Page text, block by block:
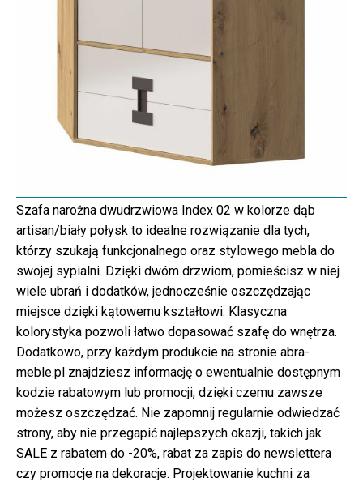
Szafa narożna dwudrzwiowa Index 02 w kolorze dąb
artisan/biały połysk to idealne rozwiązanie dla tych,
którzy szukają funkcjonalnego oraz stylowego mebla do
swojej sypialni. Dzięki dwóm drzwiom, pomieścisz w niej
wiele ubrań i dodatków, jednocześnie oszczędzając
miejsce dzięki kątowemu kształtowi. Klasyczna
kolorystyka pozwoli łatwo dopasować szafę do wnętrza.
Dodatkowo, przy każdym produkcie na stronie abra-
meble.pl znajdziesz informację o ewentualnie dostępnym
kodzie rabatowym lub promocji, dzięki czemu zawsze
możesz oszczędzać. Nie zapomnij regularnie odwiedzać
strony, aby nie przegapić najlepszych okazji, takich jak
SALE z rabatem do -20%, rabat za zapis do newslettera
czy promocje na dekoracje. Projektowanie kuchni za